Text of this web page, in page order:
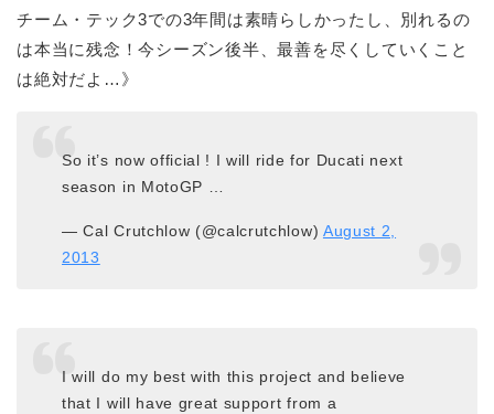
チーム・テック3での3年間は素晴らしかったし、別れるの
は本当に残念！今シーズン後半、最善を尽くしていくこと
は絶対だよ…》
So it’s now official ! I will ride for Ducati next
season in MotoGP …
— Cal Crutchlow (@calcrutchlow) August 2,
2013
I will do my best with this project and believe
that I will have great support from a